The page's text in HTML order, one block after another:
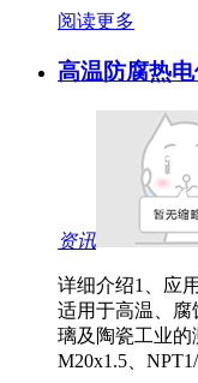
阅读更多
高温防腐热
资讯
详细介绍1、应
适用于高温、腐
璃及陶瓷工业的
M20x1.5、